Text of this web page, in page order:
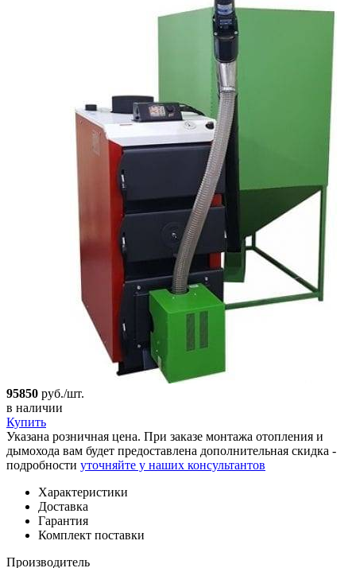
95850 руб./шт.
в наличии
Купить
Указана розничная цена. При заказе монтажа отопления и
дымохода вам будет предоставлена дополнительная скидка -
подробности уточняйте у наших консультантов
Характеристики
Доставка
Гарантия
Комплект поставки
Производитель